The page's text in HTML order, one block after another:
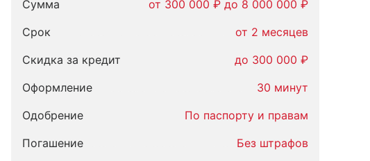
Сумма
от 300 000 ₽ до 8 000 000 ₽
Срок
от 2 месяцев
Скидка за кредит
до 300 000 ₽
Оформление
30 минут
Одобрение
По паспорту и правам
Погашение
Без штрафов